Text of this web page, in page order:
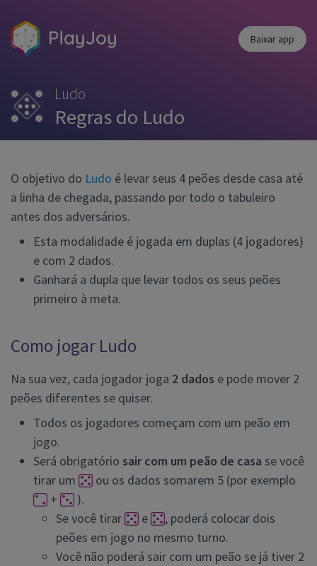
Baixar app
Ludo
Regras do Ludo
O objetivo do Ludo é levar seus 4 peões desde casa até
a linha de chegada, passando por todo o tabuleiro
antes dos adversários.
Esta modalidade é jogada em duplas (4 jogadores)
e com 2 dados.
Ganhará a dupla que levar todos os seus peões
primeiro à meta.
Como jogar Ludo
Na sua vez, cada jogador joga 2 dados e pode mover 2
peões diferentes se quiser.
Todos os jogadores começam com um peão em
jogo.
Será obrigatório sair com um peão de casa se você
tirar um
ou os dados somarem 5 (por exemplo
+
).
Se você tirar
e
, poderá colocar dois
peões em jogo no mesmo turno.
Você não poderá sair com um peão se já tiver 2